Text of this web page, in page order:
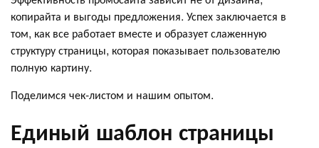
копирайта и выгоды предложения. Успех заключается в
том, как все работает вместе и образует слаженную
структуру страницы, которая показывает пользователю
полную картину.
Поделимся чек-листом и нашим опытом.
Единый шаблон страницы